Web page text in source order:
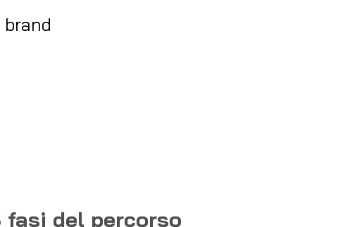
fasi del percorso